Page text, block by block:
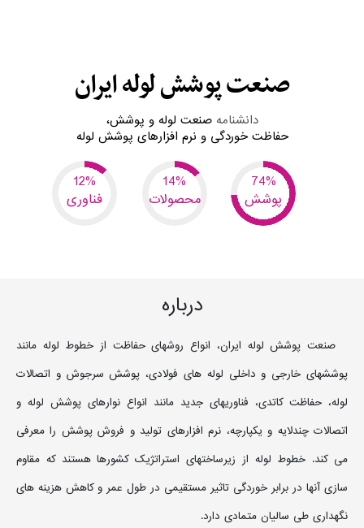
صنعت پوشش لوله ایران
دانشنامهصنعت لوله و پوشش،
حفاظت خوردگی و نرم افزارهای پوشش لوله
فناوری محصولات
7
پوشش
37
درباره
صنعت پوشش لوله ایران، انواع روشهای حفاظت از خطوط لوله مانند
پوششهای خارجی و داخلی لوله های فولادی، پوشش سرجوش و اتصالات
لوله، حفاظت کاتدی، فناوریهای جدید مانند انواع نوارهای پوشش لوله و
اتصالات چندلایه و یکپارچه، نرم افزارهای تولید و فروش پوشش را معرفی
می کند. خطوط لوله از زیرساختهای استراتژیک کشورها هستند که مقاوم
سازی آنها در برابر خوردگی تاثیر مستقیمی در طول عمر و کاهش هزینه های
نگهداری طی سالیان متمادی دارد.